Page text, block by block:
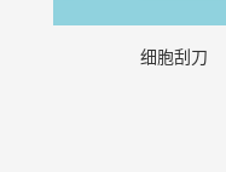
细胞刮刀